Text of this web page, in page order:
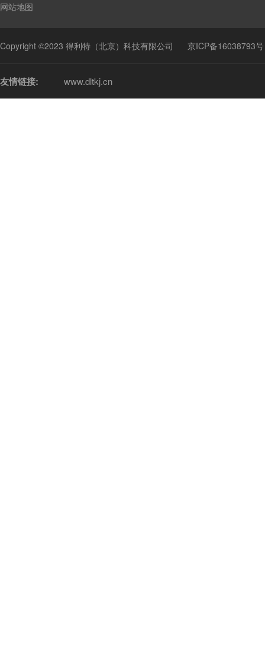
网站地图
Copyright ©2023 得利特（北京）科技有限公司 京ICP备16038793号
友情链接: www.dltkj.cn